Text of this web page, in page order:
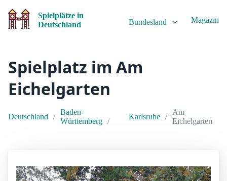
Spielplätze in
Deutschland
Bundesland Magazin
Spielplatz im Am
Eichelgarten
Deutschland
Baden-
Württemberg
Karlsruhe
Am
Eichelgarten